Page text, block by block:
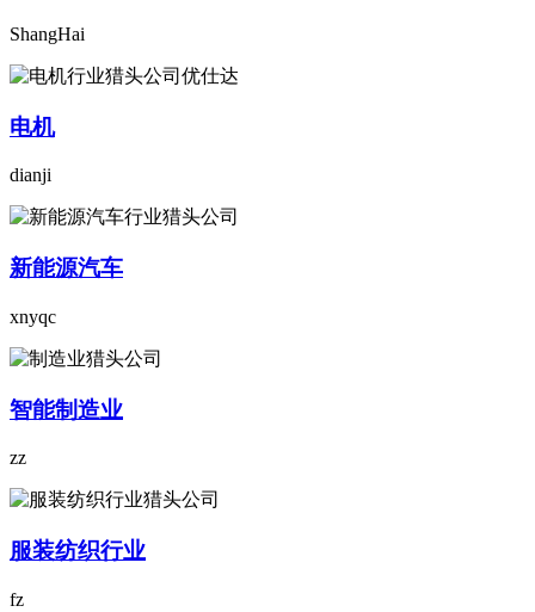
ShangHai
电机
dianji
新能源汽车
xnyqc
智能制造业
zz
服装纺织行业
fz